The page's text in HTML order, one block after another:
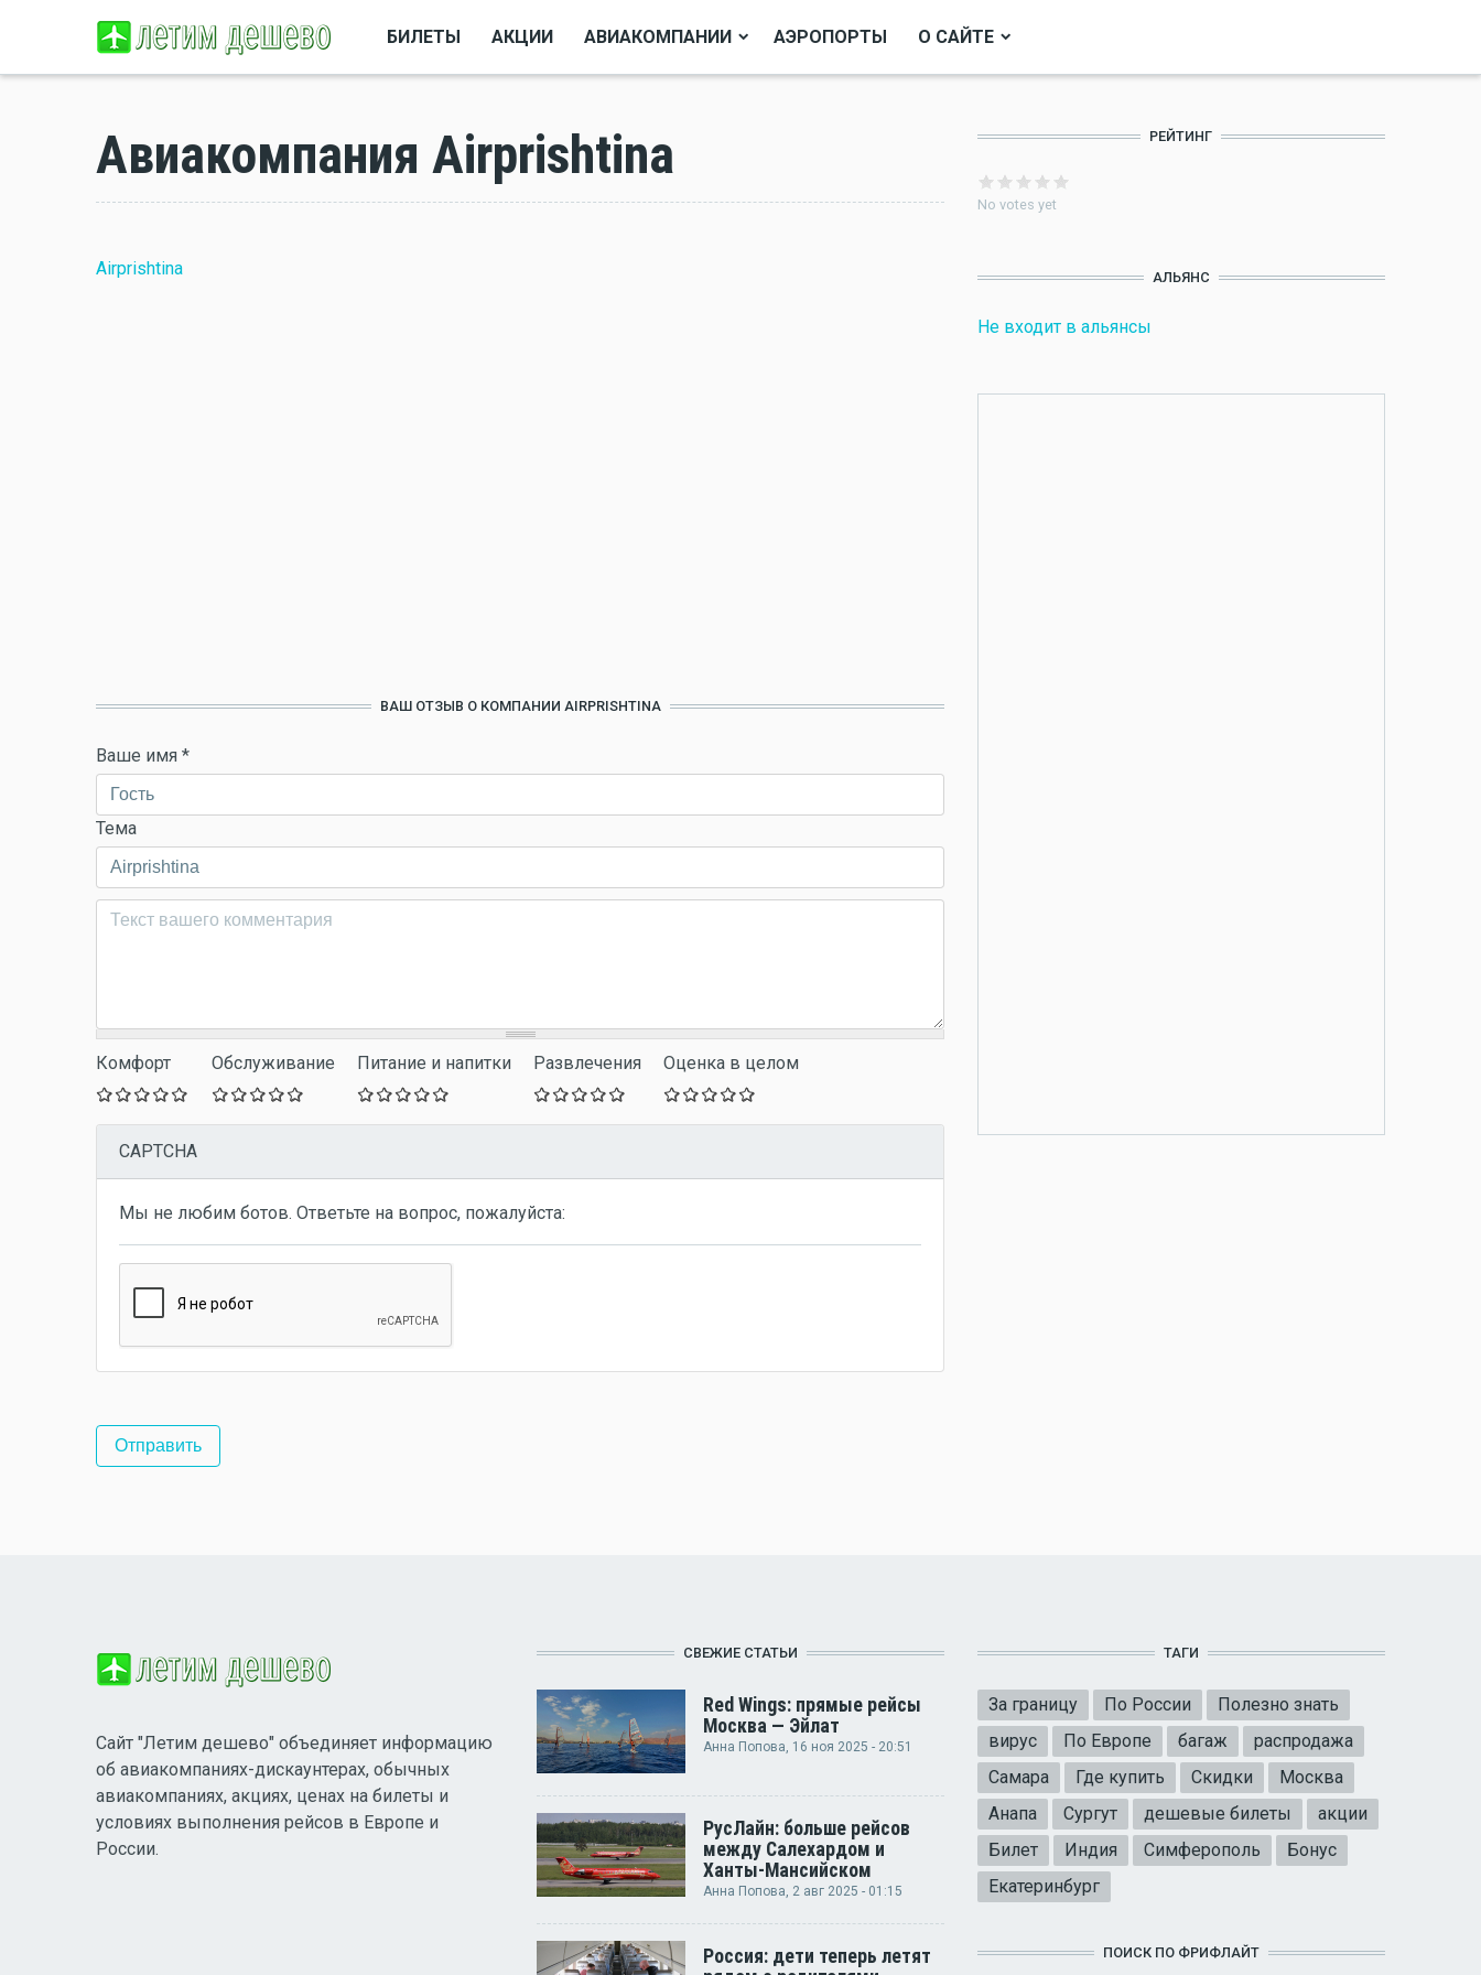
БИЛЕТЫ АКЦИИ АВИАКОМПАНИИ АЭРОПОРТЫ О САЙТЕ
Авиакомпания Airprishtina
Airprishtina
ВАШ ОТЗЫВ О КОМПАНИИ AIRPRISHTINA
Ваше имя *
Тема
Комментарий*
Комфорт Обслуживание Питание и напитки Развлечения Оценка в целом
CAPTCHA
Мы не любим ботов. Ответьте на вопрос, пожалуйста:
РЕЙТИНГ
No votes yet
АЛЬЯНС
Не входит в альянсы
Сайт "Летим дешево" объединяет информацию
об авиакомпаниях-дискаунтерах, обычных
авиакомпаниях, акциях, ценах на билеты и
условиях выполнения рейсов в Европе и
России.
СВЕЖИЕ СТАТЬИ
Red Wings: прямые рейсы
Москва — Эйлат
Анна Попова, 16 ноя 2025 - 20:51
РусЛайн: больше рейсов
между Салехардом и
Ханты-Мансийском
Анна Попова, 2 авг 2025 - 01:15
Россия: дети теперь летят
ТАГИ
За границу По России
Полезно знать
вирус
По Европе багаж
распродажа
Самара
Где купить Скидки
Москва
Анапа
Сургут дешевые билеты
акции
Билет
Индия Симферополь
Бонус
Екатеринбург
ПОИСК ПО ФРИФЛАЙТ